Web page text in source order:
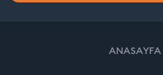
ANASAYFA